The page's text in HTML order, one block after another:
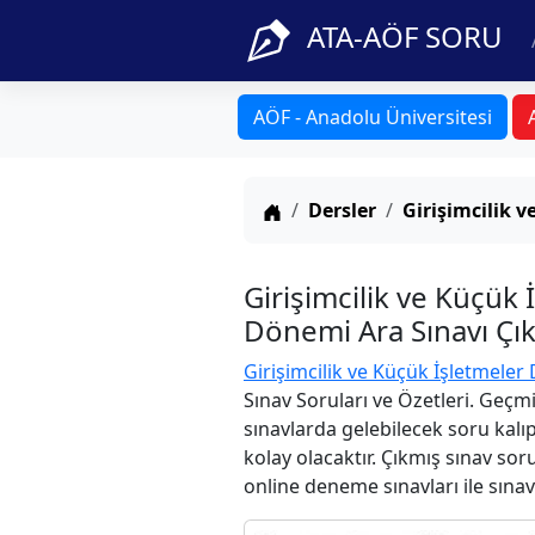
ATA-AÖF SORU
AÖF - Anadolu Üniversitesi
Anasayfa
Dersler Girişimcilik
Girişimcilik ve Küçük
Dönemi Ara Sınavı
Girişimcilik ve Küçük İşletmeler
Sınav Soruları ve Özetleri.
sınavlarda gelebilecek soru
kolay olacaktır. Çıkmış sınav
online deneme sınavları ile